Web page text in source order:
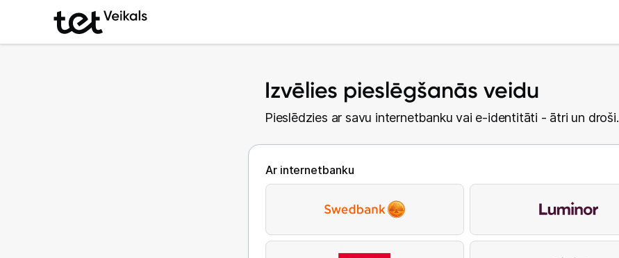
Izvēlies pieslēgšanās veidu
Pieslēdzies ar savu internetbanku vai e-identitāti - ātri un droši.
Ar internetbanku